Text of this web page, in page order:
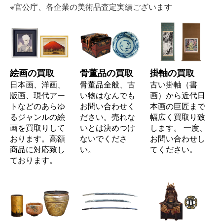
※官公庁、各企業の美術品査定実績ございます
絵画の買取
日本画、洋画、
版画、現代アー
トなどのあらゆ
るジャンルの絵
画を買取りして
おります。高額
商品に対応致し
ております。
骨董品の買取
骨董品全般、古
い物はなんでも
お問い合わせく
ださい。売れな
いとは決めつけ
ないでくださ
い。
掛軸の買取
古い掛軸（書
画）から近代日
本画の巨匠まで
幅広く買取り致
します。 一度、
お問い合わせし
てください。